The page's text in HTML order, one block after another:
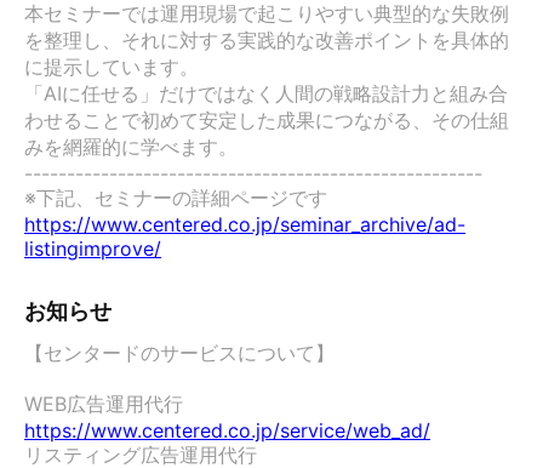
本セミナーでは運用現場で起こりやすい典型的な失敗例
を整理し、それに対する実践的な改善ポイントを具体的
に提示しています。
「AIに任せる」だけではなく人間の戦略設計力と組み合
わせることで初めて安定した成果につながる、その仕組
みを網羅的に学べます。
------------------------------------------------------
https://www.centered.co.jp/seminar_archive/ad-
listingimprove/
お知らせ
【センタードのサービスについて】
WEB広告運用代行
https://www.centered.co.jp/service/web_ad/
リスティング広告運用代行